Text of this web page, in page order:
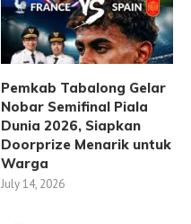
Pemkab Tabalong Gelar
Nobar Semifinal Piala
Dunia 2026, Siapkan
Doorprize Menarik untuk
Warga
July 14, 2026